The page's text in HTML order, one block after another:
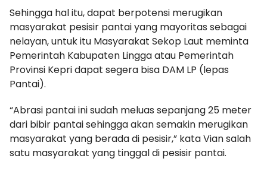
Sehingga hal itu, dapat berpotensi merugikan
masyarakat pesisir pantai yang mayoritas sebagai
nelayan, untuk itu Masyarakat Sekop Laut meminta
Pemerintah Kabupaten Lingga atau Pemerintah
Provinsi Kepri dapat segera bisa DAM LP (lepas
Pantai).
“Abrasi pantai ini sudah meluas sepanjang 25 meter
dari bibir pantai sehingga akan semakin merugikan
masyarakat yang berada di pesisir,” kata Vian salah
satu masyarakat yang tinggal di pesisir pantai.